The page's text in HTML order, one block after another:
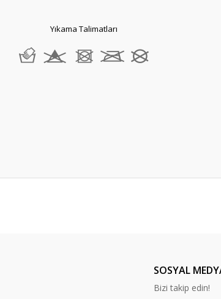
Yıkama Talimatları
SOSYAL
Bizi takip edin!